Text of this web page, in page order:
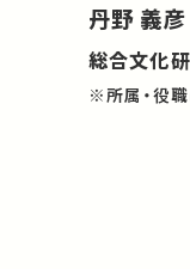
丹野 義彦
総合文化
※所属・役